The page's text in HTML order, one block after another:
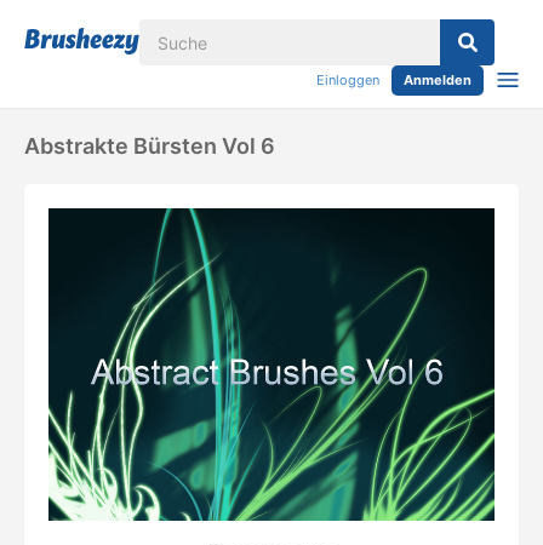
Einloggen Anmelden
Abstrakte Bürsten Vol 6